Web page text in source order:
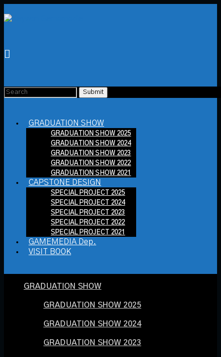
GRADUATION SHOW
GRADUATION SHOW 2025
GRADUATION SHOW 2024
GRADUATION SHOW 2023
GRADUATION SHOW 2022
GRADUATION SHOW 2021
CAPSTONE DESIGN
SPECIAL PROJECT 2025
SPECIAL PROJECT 2024
SPECIAL PROJECT 2023
SPECIAL PROJECT 2022
SPECIAL PROJECT 2021
GAMEMEDIA Dep.
VISIT BOOK
GRADUATION SHOW
GRADUATION SHOW 2025
GRADUATION SHOW 2024
GRADUATION SHOW 2023